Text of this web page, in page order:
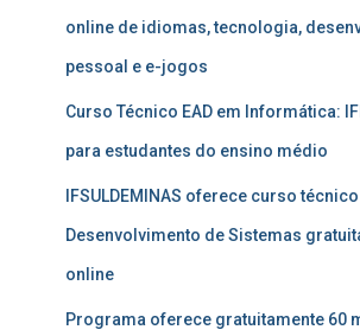
online de idiomas, tecnologia,
pessoal e e-jogos
Curso Técnico EAD em Informática:
para estudantes do ensino médio
IFSULDEMINAS oferece curso
Desenvolvimento de Sistemas
online
Programa oferece gratuitamente 60